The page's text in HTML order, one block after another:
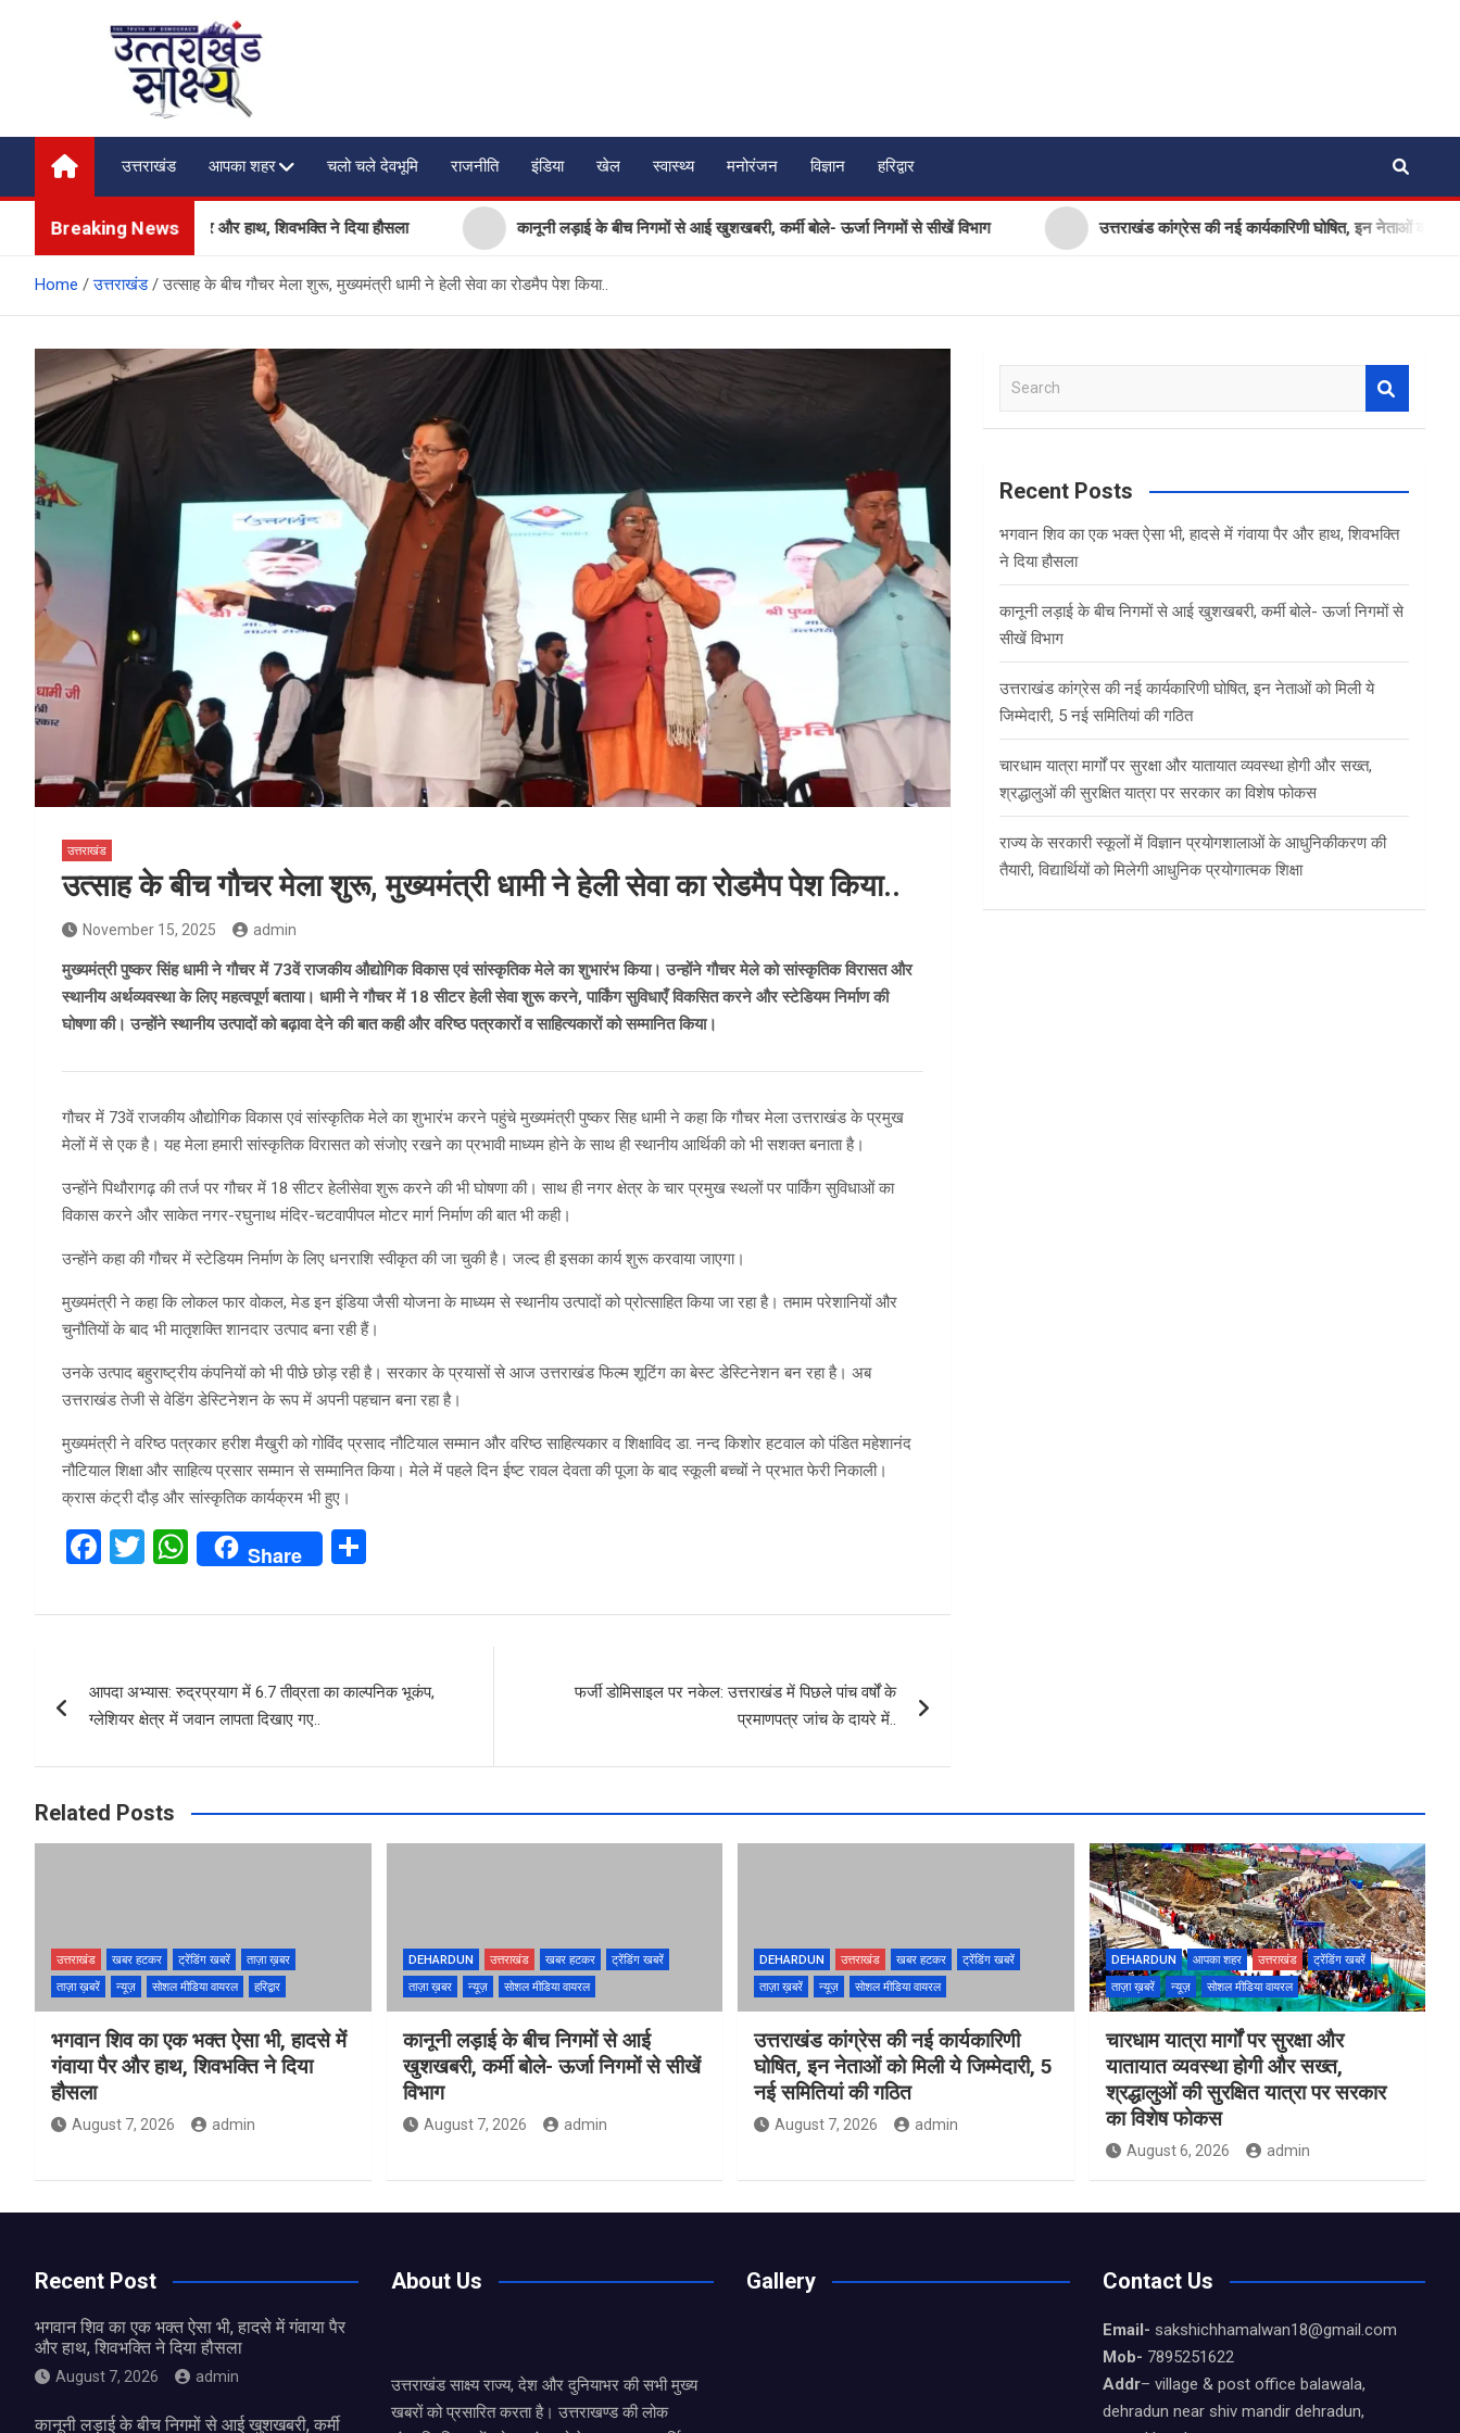
Uttarakhand Shakshya
My News Portal
उत्तराखंड
आपका शहर चलो चले देवभूमि राजनीति इंडिया खेल स्वास्थ्य मनोरंजन विज्ञान हरिद्वार
Breaking News
भी, हादसे में गंवाया पैर और हाथ, शिवभक्ति ने दिया हौसला कानूनी लड़ाई के बीच निगमों से आई खुशखबरी, कर्मी बोले- ऊर्जा निगमों से सीखें विभाग उत्तराखंड कांग्रेस की नई कार्यकारिणी घोषित, इन नेताओं को मिली ये
Home उत्तराखंड उत्साह के बीच गौचर मेला शुरू, मुख्यमंत्री धामी ने हेली सेवा का रोडमैप पेश किया..
उत्तराखंड
उत्साह के बीच गौचर मेला शुरू, मुख्यमंत्री धामी ने हेली सेवा का रोडमैप पेश किया..
November 15, 2025 admin
मुख्यमंत्री पुष्कर सिंह धामी ने गौचर में 73वें राजकीय औद्योगिक विकास एवं सांस्कृतिक मेले का शुभारंभ किया। उन्होंने गौचर मेले को सांस्कृतिक विरासत और
स्थानीय अर्थव्यवस्था के लिए महत्वपूर्ण बताया। धामी ने गौचर में 18 सीटर हेली सेवा शुरू करने, पार्किंग सुविधाएँ विकसित करने और स्टेडियम निर्माण की
घोषणा की। उन्होंने स्थानीय उत्पादों को बढ़ावा देने की बात कही और वरिष्ठ पत्रकारों व साहित्यकारों को सम्मानित किया।
गौचर में 73वें राजकीय औद्योगिक विकास एवं सांस्कृतिक मेले का शुभारंभ करने पहुंचे मुख्यमंत्री पुष्कर सिह धामी ने कहा कि गौचर मेला उत्तराखंड के प्रमुख
मेलों में से एक है। यह मेला हमारी सांस्कृतिक विरासत को संजोए रखने का प्रभावी माध्यम होने के साथ ही स्थानीय आर्थिकी को भी सशक्त बनाता है।
उन्होंने पिथौरागढ़ की तर्ज पर गौचर में 18 सीटर हेलीसेवा शुरू करने की भी घोषणा की। साथ ही नगर क्षेत्र के चार प्रमुख स्थलों पर पार्किंग सुविधाओं का
विकास करने और साकेत नगर-रघुनाथ मंदिर-चटवापीपल मोटर मार्ग निर्माण की बात भी कही।
उन्होंने कहा की गौचर में स्टेडियम निर्माण के लिए धनराशि स्वीकृत की जा चुकी है। जल्द ही इसका कार्य शुरू करवाया जाएगा।
मुख्यमंत्री ने कहा कि लोकल फार वोकल, मेड इन इंडिया जैसी योजना के माध्यम से स्थानीय उत्पादों को प्रोत्साहित किया जा रहा है। तमाम परेशानियों और
चुनौतियों के बाद भी मातृशक्ति शानदार उत्पाद बना रही हैं।
उनके उत्पाद बहुराष्ट्रीय कंपनियों को भी पीछे छोड़ रही है। सरकार के प्रयासों से आज उत्तराखंड फिल्म शूटिंग का बेस्ट डेस्टिनेशन बन रहा है। अब
उत्तराखंड तेजी से वेडिंग डेस्टिनेशन के रूप में अपनी पहचान बना रहा है।
मुख्यमंत्री ने वरिष्ठ पत्रकार हरीश मैखुरी को गोविंद प्रसाद नौटियाल सम्मान और वरिष्ठ साहित्यकार व शिक्षाविद डा. नन्द किशोर हटवाल को पंडित महेशानंद
नौटियाल शिक्षा और साहित्य प्रसार सम्मान से सम्मानित किया। मेले में पहले दिन ईष्ट रावल देवता की पूजा के बाद स्कूली बच्चों ने प्रभात फेरी निकाली।
क्रास कंट्री दौड़ और सांस्कृतिक कार्यक्रम भी हुए।
F
ce
o
o
k
T
tt
W
at
A
p
p
Share
ar
navigation
आपदा अभ्यास: रुद्रप्रयाग में 6.7 तीव्रता का काल्पनिक भूकंप,
ग्लेशियर क्षेत्र में जवान लापता दिखाए गए..
फर्जी डोमिसाइल पर नकेल: उत्तराखंड में पिछले पांच वर्षों के
प्रमाणपत्र जांच के दायरे में..
a
c
Recent Posts
भगवान शिव का एक भक्त ऐसा भी, हादसे में गंवाया पैर और हाथ, शिवभक्ति
ने दिया हौसला
कानूनी लड़ाई के बीच निगमों से आई खुशखबरी, कर्मी बोले- ऊर्जा निगमों से
सीखें विभाग
उत्तराखंड कांग्रेस की नई कार्यकारिणी घोषित, इन नेताओं को मिली ये
जिम्मेदारी, 5 नई समितियां की गठित
चारधाम यात्रा मार्गों पर सुरक्षा और यातायात व्यवस्था होगी और सख्त,
श्रद्धालुओं की सुरक्षित यात्रा पर सरकार का विशेष फोकस
राज्य के सरकारी स्कूलों में विज्ञान प्रयोगशालाओं के आधुनिकीकरण की
तैयारी, विद्यार्थियों को मिलेगी आधुनिक प्रयोगात्मक शिक्षा
Related Posts
उत्तराखंड खबर हटकर ट्रेंडिंग खबरें
ताज़ा ख़बर
ताज़ा ख़बरें
न्यूज़ सोशल मीडिया वायरल हरिद्वार
भगवान शिव का एक भक्त ऐसा भी, हादसे में
गंवाया पैर और हाथ, शिवभक्ति ने दिया
हौसला
August 7, 2026 admin
DEHARDUN उत्तराखंड खबर हटकर
ट्रेंडिंग खबरें
ताज़ा ख़बर
न्यूज़ सोशल मीडिया वायरल
कानूनी लड़ाई के बीच निगमों से आई
खुशखबरी, कर्मी बोले- ऊर्जा निगमों से सीखें
विभाग
August 7, 2026 admin
DEHARDUN उत्तराखंड खबर हटकर
ट्रेंडिंग खबरें
ताज़ा ख़बरें
न्यूज़ सोशल मीडिया वायरल
उत्तराखंड कांग्रेस की नई कार्यकारिणी
घोषित, इन नेताओं को मिली ये जिम्मेदारी, 5
नई समितियां की गठित
August 7, 2026 admin
DEHARDUN आपका शहर उत्तराखंड
ट्रेंडिंग खबरें
ताज़ा ख़बरें
न्यूज़ सोशल मीडिया वायरल
चारधाम यात्रा मार्गों पर सुरक्षा और
यातायात व्यवस्था होगी और सख्त,
श्रद्धालुओं की सुरक्षित यात्रा पर सरकार
का विशेष फोकस
August 6, 2026 admin
Recent Post
भगवान शिव का एक भक्त ऐसा भी, हादसे में गंवाया पैर
और हाथ, शिवभक्ति ने दिया हौसला
August 7, 2026 admin
कानूनी लड़ाई के बीच निगमों से आई खुशखबरी, कर्मी
About Us
उत्तराखंड साक्ष्य राज्य, देश और दुनियाभर की सभी मुख्य
खबरों को प्रसारित करता है। उत्तराखण्ड की लोक
Gallery Contact Us
Email- sakshichhamalwan18@gmail.com
Mob- 7895251622
Addr– village & post office balawala,
dehradun near shiv mandir dehradun,